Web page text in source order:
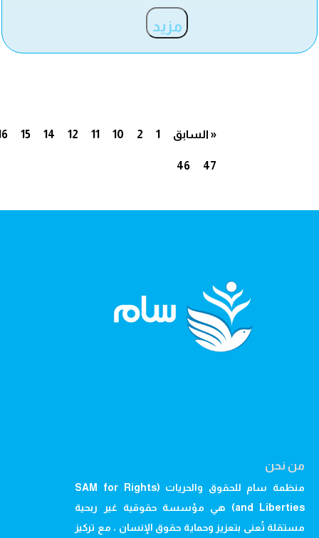
مزيد
« السابق 1
2
10
11
12
14
15
46 47
من نحن
منظمة سام للحقوق والحريات (SAM for Rights
and Liberties) هي مؤسسة حقوقية غير ربحية
مستقلة تُعنى بتعزيز وحماية حقوق الإنسان ، مع تركيز